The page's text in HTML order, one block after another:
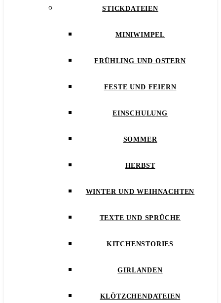
STICKDATEIEN
MINIWIMPEL
FRÜHLING UND OSTERN
FESTE UND FEIERN
EINSCHULUNG
SOMMER
HERBST
WINTER UND WEIHNACHTEN
TEXTE UND SPRÜCHE
KITCHENSTORIES
GIRLANDEN
KLÖTZCHENDATEIEN